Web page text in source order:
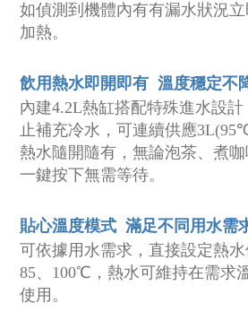
如偵測到機體內有有漏水狀況
加熱。
飲用熱水即開即有 溫度穩定不
內建4.2L熱缸搭配特殊進水設
止補充冷水，可連續供應
熱水隨開隨有，無論泡茶、煮咖
一鍵按下無需等待。
貼心溫度模式 滿足不同用水需
可依據用水需求，直接設定熱水
85、100℃，熱水可維持在需求
使用。